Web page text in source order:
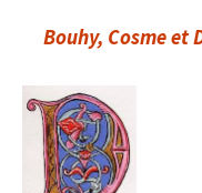
Bouhy, Cosme et